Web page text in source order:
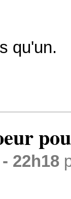
qu'un.
22h18